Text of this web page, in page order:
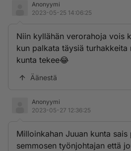
Anonyymi
2023-05-25 14:06:25
Niin kyllähän verorahoja vois
kun palkata täysiä turhakkeita
kunta tekee😂
Äänestä
Anonyymi
2023-05-27 12:36:25
Milloinkahan Juuan kunta sais
semmosen työnjohtajan että